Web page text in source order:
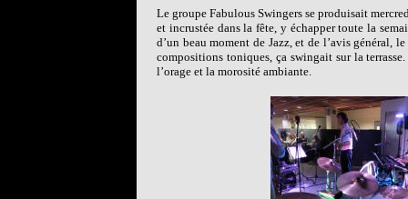
Le groupe Fabulous Swingers se produisait
et incrustée dans la fête, y échapper toute la
d’un beau moment de Jazz, et de l’avis général,
compositions toniques, ça swingait sur la
l’orage et la morosité ambiante.